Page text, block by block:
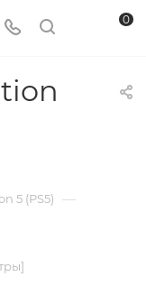
0
5 (PS5) —